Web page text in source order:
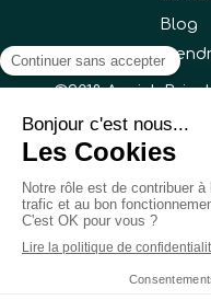
Blog
©2018 Annick
Plan
Création et